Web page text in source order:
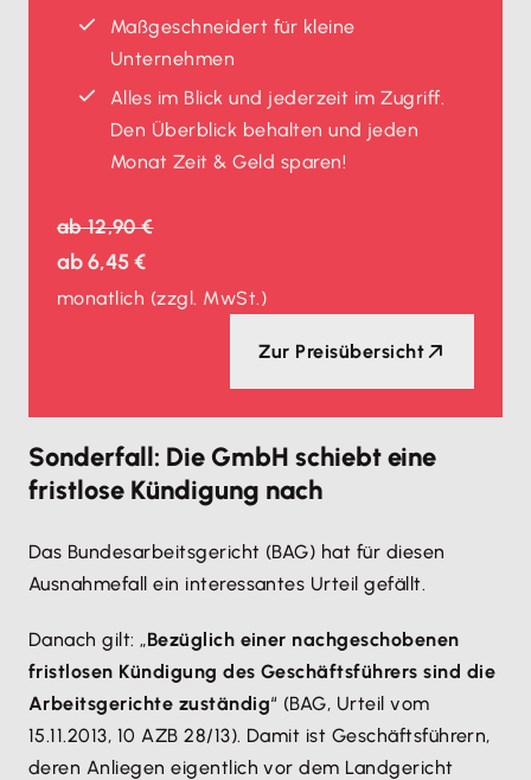
Maßgeschneidert für kleine
Unternehmen
Alles im Blick und jederzeit im Zugriff.
Den Überblick behalten und jeden
Monat Zeit & Geld sparen!
ab12,90 €
ab6,45 €
monatlich (zzgl. MwSt.)
Zur Preisübersicht
Sonderfall: Die GmbH schiebt eine
fristlose Kündigung nach
Das Bundesarbeitsgericht (BAG) hat für diesen
Ausnahmefall ein interessantes Urteil gefällt.
Danach gilt: „Bezüglich einer nachgeschobenen
fristlosen Kündigung des Geschäftsführers sind die
Arbeitsgerichte zuständig“ (BAG, Urteil vom
15.11.2013, 10 AZB 28/13). Damit ist Geschäftsführern,
deren Anliegen eigentlich vor dem Landgericht